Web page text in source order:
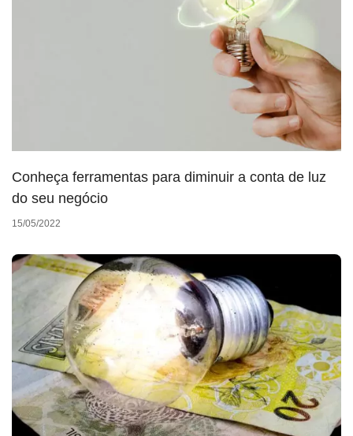
Conheça ferramentas para diminuir a conta de luz
do seu negócio
15/05/2022